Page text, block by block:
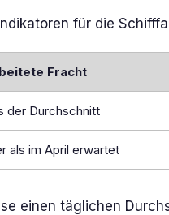
für die
Fracht
der Durchschnitt
als im April erwartet
einen täglichen